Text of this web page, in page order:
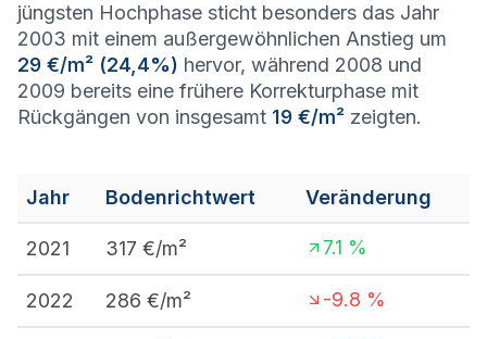
jüngsten Hochphase sticht besonders das Jahr
2003 mit einem außergewöhnlichen Anstieg um
29 €/m² (24,4%) hervor, während 2008 und
2009 bereits eine frühere Korrekturphase mit
Rückgängen von insgesamt 19 €/m² zeigten.
Jahr Bodenrichtwert Veränderung
2021 317 €/m² 7.1 %
2022 286 €/m² -9.8 %